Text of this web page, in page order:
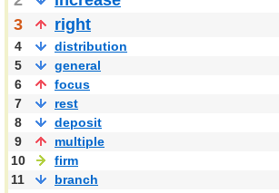
3
right
4
distribution
5
general
6
focus
7
rest
8
deposit
9
multiple
10
firm
11
branch